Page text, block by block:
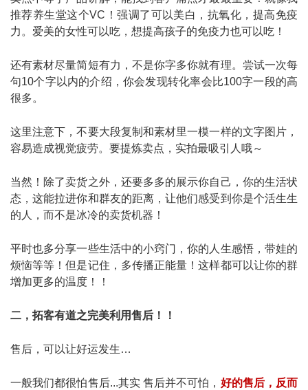
推荐养生堂这个VC！强调了可以美白，抗氧化，提高免疫
力。爱美的女性可以吃，想提高孩子的免疫力也可以吃！
还有素材尽量简短有力，不是你字多你就有理。尝试一次每
句10个字以内的介绍，你会发现转化率会比100字一段的高
很多。
这里注意下，不要大段复制和素材里一模一样的文字图片，
容易造成视觉疲劳。要提炼卖点，实拍最吸引人哦～
当然！除了卖货之外，还要多多的展示你自己，你的生活状
态，这能拉进你和群友的距离，让他们感受到你是个活生生
的人，而不是冰冷的卖货机器！
平时也多分享一些生活中的小窍门，你的人生感悟，带娃的
烦恼等等！但是记住，多传播正能量！这样都可以让你的群
增加更多的温度！！
二，拓客有道之完美利用售后！！
售后，可以让好运发生…
一般我们都很怕售后...其实 售后并不可怕， 好的售后，反而